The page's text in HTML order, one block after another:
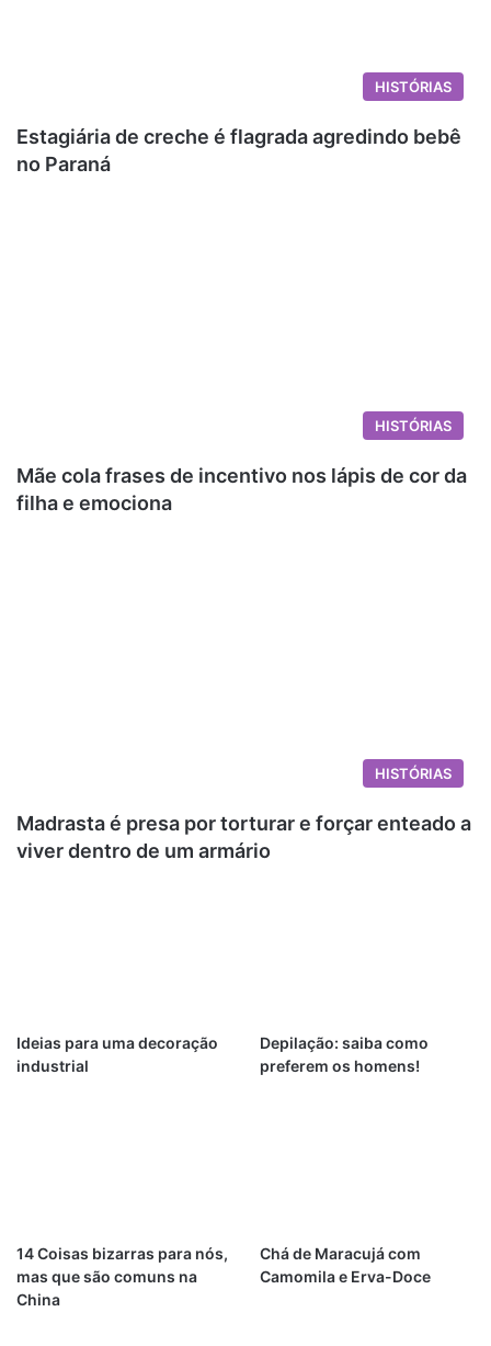
HISTÓRIAS
Estagiária de creche é flagrada agredindo bebê
no Paraná
HISTÓRIAS
Mãe cola frases de incentivo nos lápis de cor da
filha e emociona
HISTÓRIAS
Madrasta é presa por torturar e forçar enteado a
viver dentro de um armário
Ideias para uma decoração
industrial
Depilação: saiba como
preferem os homens!
14 Coisas bizarras para nós,
mas que são comuns na
China
Chá de Maracujá com
Camomila e Erva-Doce